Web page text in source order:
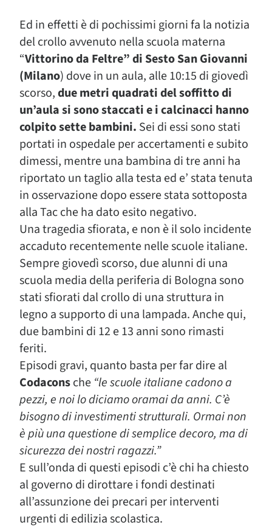
Ed in effetti è di pochissimi giorni fa la notizia
del crollo avvenuto nella scuola materna
“Vittorino da Feltre” di Sesto San Giovanni
(Milano) dove in un aula, alle 10:15 di giovedì
scorso,due metri quadrati del soffitto di
un’aula si sono staccati e i calcinacci hanno
colpito sette bambini. Sei di essi sono stati
portati in ospedale per accertamenti e subito
dimessi, mentre una bambina di tre anni ha
riportato un taglio alla testa ed e’ stata tenuta
in osservazione dopo essere stata sottoposta
alla Tac che ha dato esito negativo.
Una tragedia sfiorata, e non è il solo incidente
accaduto recentemente nelle scuole italiane.
Sempre giovedì scorso, due alunni di una
scuola media della periferia di Bologna sono
stati sfiorati dal crollo di una struttura in
legno a supporto di una lampada. Anche qui,
due bambini di 12 e 13 anni sono rimasti
feriti.
Episodi gravi, quanto basta per far dire al
Codaconsche “le scuole italianecadono a
pezzi, e noi lo diciamo oramai da anni. C’è
bisogno di investimenti strutturali. Ormai non
è più una questione di semplice decoro, ma di
sicurezza dei nostri ragazzi.”
E sull’onda di questi episodi c’è chi ha chiesto
al governo di dirottare i fondi destinati
all’assunzione dei precari per interventi
urgenti di edilizia scolastica.